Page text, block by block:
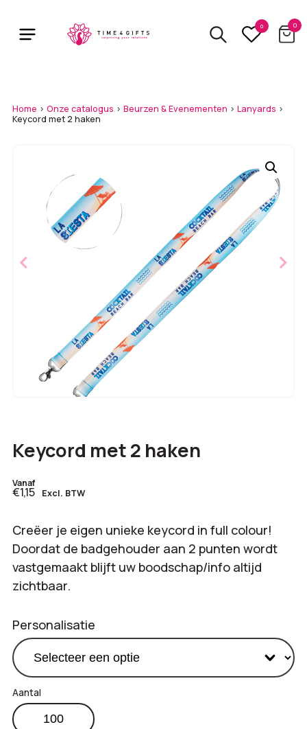
main
0 0
Home > Onze catalogus > Beurzen & Evenementen > Lanyards >
Keycord met 2 haken
Keycord met 2 haken
Vanaf
€1,15 Excl. BTW
Creëer je eigen unieke keycord in full colour!
Doordat de badgehouder aan 2 punten wordt
vastgemaakt blijft uw boodschap/info altijd
zichtbaar.
Personalisatie
Keycord